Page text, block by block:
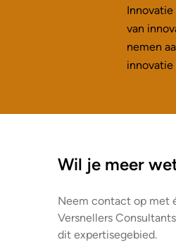
van
nemen
innovatie
Wil je meer
Neem contact op met
Versnellers
dit expertisegebied.